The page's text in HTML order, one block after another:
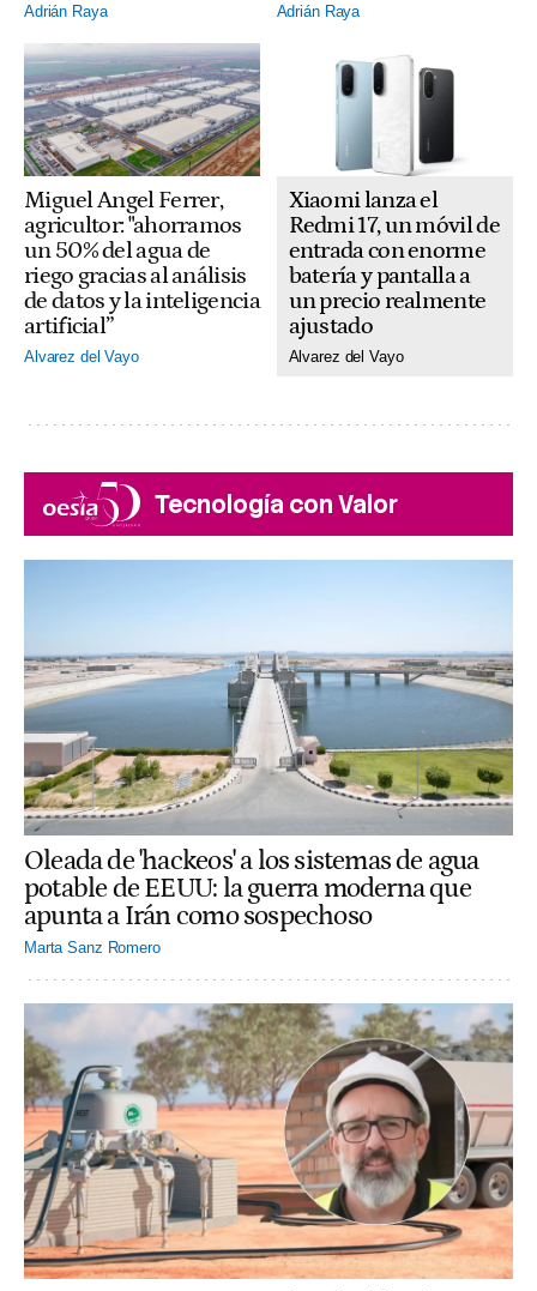
Adrián Raya Adrián Raya
Miguel Angel Ferrer,
agricultor: "ahorramos
un 50% del agua de
riego gracias al análisis
de datos y la inteligencia
artificial”
Alvarez del Vayo
Xiaomi lanza el
Redmi 17, un móvil de
entrada con enorme
batería y pantalla a
un precio realmente
ajustado
Alvarez del Vayo
Tecnología con Valor
Oleada de 'hackeos' a los sistemas de agua
potable de EEUU: la guerra moderna que
apunta a Irán como sospechoso
Marta Sanz Romero